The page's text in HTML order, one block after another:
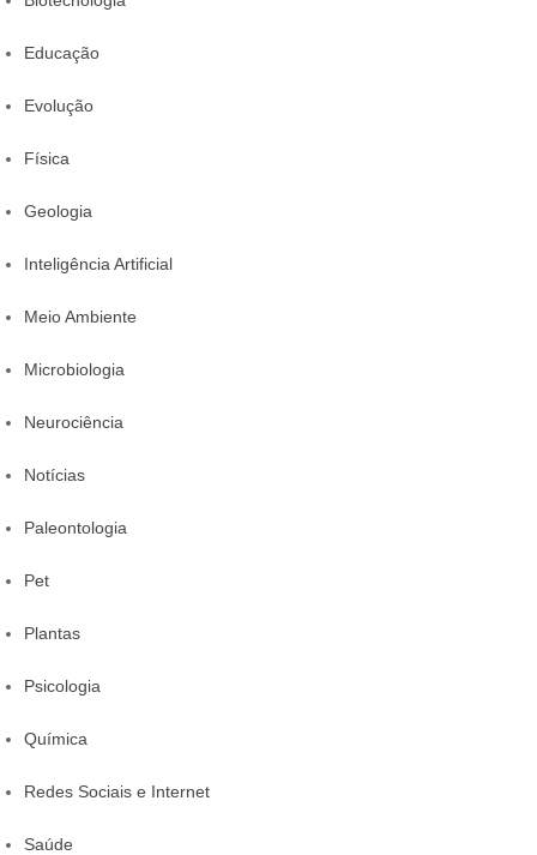
Educação
Evolução
Física
Geologia
Inteligência Artificial
Meio Ambiente
Microbiologia
Neurociência
Notícias
Paleontologia
Pet
Plantas
Psicologia
Química
Redes Sociais e Internet
Saúde